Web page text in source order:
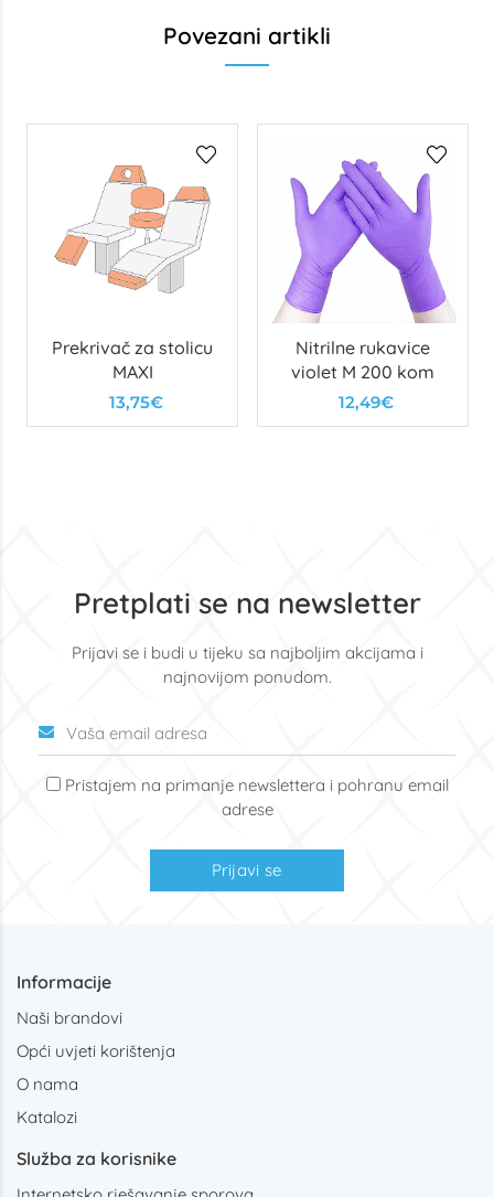
Povezani artikli
Prekrivač za stolicu
MAXI
13,75€
Nitrilne rukavice
violet M 200 kom
12,49€
Pretplati se na newsletter
Prijavi se i budi u tijeku sa najboljim akcijama i
najnovijom ponudom.
Pristajem na primanje newslettera i pohranu email
adrese
Prijavi se
Informacije
Naši brandovi
Opći uvjeti korištenja
O nama
Katalozi
Služba za korisnike